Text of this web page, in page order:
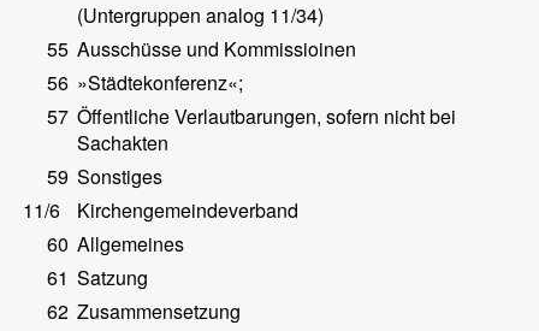
(Untergruppen analog 11/34)
55 Ausschüsse und Kommissioinen
56 »Städtekonferenz«;
57 Öffentliche Verlautbarungen, sofern nicht bei
Sachakten
59 Sonstiges
11/6
Kirchengemeindeverband
60 Allgemeines
61 Satzung
62 Zusammensetzung